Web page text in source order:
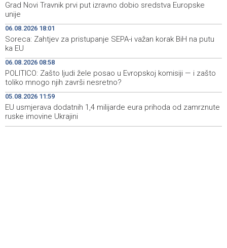
10:09
FBiH nema objedinjene podatke o povučenom i
uništenom mesu, prekršaji utvrđeni u 40 kontrola
10:03
Marija Šerifović pred više hiljada posjetitelja na Piroti
zatvorila 'Dane dijaspore 2026' u Travniku
09:28
Kušljugić: Sprječavanje dehidracije i pregrijavanja ključni
za očuvanje zdravlja srca tokom vrućina
09:27
U jami 'Raspotočje' petu noć prenoćilo devet zeničkih
rudara
Grad Novi Travnik prvi put izravno dobio sredstva Europske
unije
06.08.2026 18:01
Soreca: Zahtjev za pristupanje SEPA-i važan korak BiH na putu
ka EU
06.08.2026 08:58
POLITICO: Zašto ljudi žele posao u Evropskoj komisiji — i zašto
toliko mnogo njih završi nesretno?
05.08.2026 11:59
EU usmjerava dodatnih 1,4 milijarde eura prihoda od zamrznute
ruske imovine Ukrajini